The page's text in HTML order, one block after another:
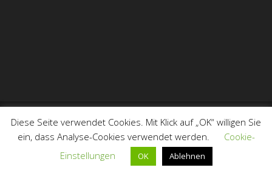
Diese Seite verwendet Cookies. Mit Klick auf „OK“ willigen Sie
ein, dass Analyse-Cookies verwendet werden.
Cookie-
Einstellungen
OK Ablehnen